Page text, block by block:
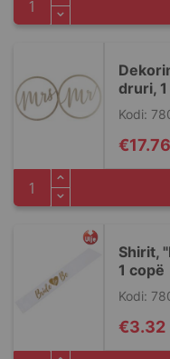
druri,
Kodi:
€17.76
Shirit,
1 copë
Kodi:
Special
Price
€3.32